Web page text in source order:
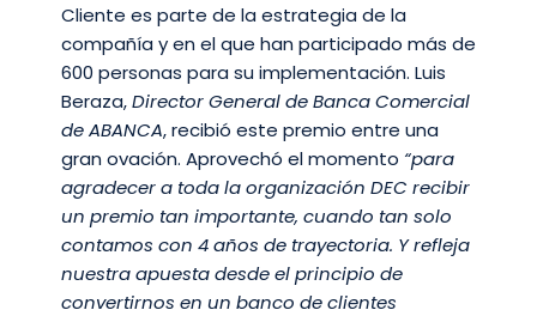
Cliente es parte de la estrategia de la
compañía y en el que han participado más de
600 personas para su implementación. Luis
Beraza,Director General de Banca Comercial
de ABANCA, recibió este premio entre una
gran ovación. Aprovechó el momento “para
agradecer a toda la organización DEC recibir
un premio tan importante, cuando tan solo
contamos con 4 años de trayectoria. Y refleja
nuestra apuesta desde el principio de
convertirnos en un banco de clientes